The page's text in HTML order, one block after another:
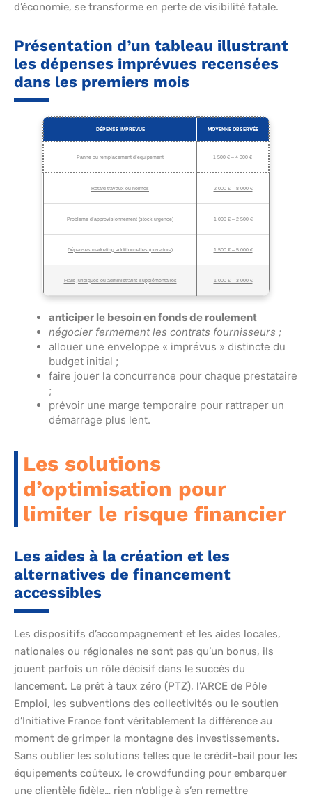
d’économie, se transforme en perte de visibilité fatale.
Présentation d’un tableau illustrant
les dépenses imprévues recensées
dans les premiers mois
DÉPENSE IMPRÉVUE MOYENNE OBSERVÉE
Panne ou remplacement d’équipement 1 500 € – 4 000 €
Retard travaux ou normes 2 000 € – 8 000 €
Problème d’approvisionnement (stock urgence) 1 000 € – 2 500 €
Dépenses marketing additionnelles (ouverture) 1 500 € – 5 000 €
Frais juridiques ou administratifs supplémentaires 1 000 € – 3 000 €
anticiper le besoin en fonds de roulement
négocier fermement les contrats fournisseurs ;
allouer une enveloppe « imprévus » distincte du
budget initial ;
faire jouer la concurrence pour chaque prestataire
;
prévoir une marge temporaire pour rattraper un
démarrage plus lent.
Les solutions
d’optimisation pour
limiter le risque financier
Les aides à la création et les
alternatives de financement
accessibles
Les dispositifs d’accompagnement et les aides locales,
nationales ou régionales ne sont pas qu’un bonus, ils
jouent parfois un rôle décisif dans le succès du
lancement. Le prêt à taux zéro (PTZ), l’ARCE de Pôle
Emploi, les subventions des collectivités ou le soutien
d’Initiative France font véritablement la différence au
moment de grimper la montagne des investissements.
Sans oublier les solutions telles que le crédit-bail pour les
équipements coûteux, le crowdfunding pour embarquer
une clientèle fidèle… rien n’oblige à s’en remettre